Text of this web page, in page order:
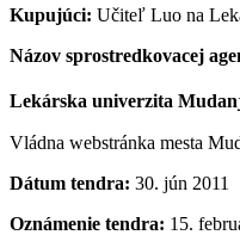
Kupujúci: Učiteľ Luo na
Názov sprostredkovacej
Lekárska univerzita
Vládna webstránka mesta
Dátum tendra: 30. jún 2011
Oznámenie tendra: 15.